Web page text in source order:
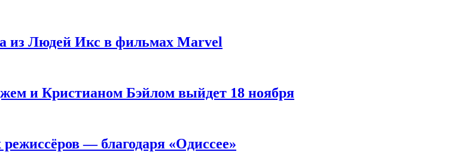
из Людей Икс в фильмах Marvel
и Кристианом Бэйлом выйдет 18 ноября
— благодаря «Одиссее»